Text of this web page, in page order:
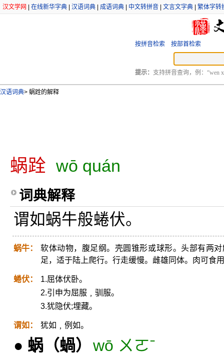
汉文学网 在线新华字典 汉语词典 成语词典 中文转拼音 文言文字典 繁体字转
按拼音检索 按部首检索
提示： 支持拼音查询，例：“wen
汉语词典> 蜗跧的解释
蜗跧 wō quán
词典解释
谓如蜗牛般蜷伏。
蜗牛：
软体动物，腹足纲。壳圆锥形或球形。头部有两
足，适于陆上爬行。行走缓慢。雌雄同体。肉可食
蜷伏：
1.屈体伏卧。
2.引申为屈服﹐驯服。
3.犹隐伏;埋藏。
谓如： 犹如﹐例如。
● 蜗 （蝸） wō ㄨㄛˉ